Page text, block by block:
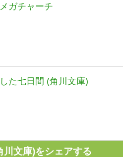
ガチャーチ
た七日間 (角川文庫)
文庫)をシェアする